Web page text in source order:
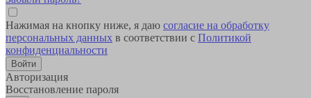
Нажимая на кнопку ниже, я даю согласие на обработку
персональных данных в соответствии с Политикой
конфиденциальности
Авторизация
Восстановление пароля